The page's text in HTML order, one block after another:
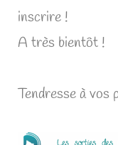
inscrire !
A très bientôt !
Tendresse à vos